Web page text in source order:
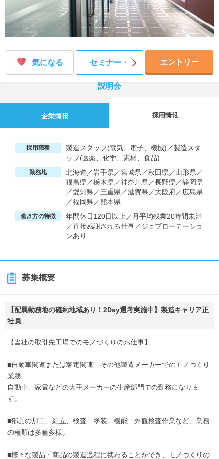
気になる セミナー・
説明会
エントリー
企業情報 採用情報
採用職種
製造スタッフ(電気、電子、機械)／製造スタ
ッフ(医薬、化学、素材、食品)
勤務地
北海道／岩手県／宮城県／秋田県／山形県／
福島県／栃木県／神奈川県／長野県／静岡県
／愛知県／三重県／滋賀県／大阪府／広島県
／福岡県／熊本県
働き方の特徴
年間休日120日以上／月平均残業20時間未満
／直接感謝される仕事／ジョブローテーショ
ンあり
募集概要
【配属勤務地の確約地域あり！2Day選考実施中】製造キャリア正
社員
【当社の取引先工場でのモノづくりのお仕事】
■自動車関連または家電関連、その他製造メーカーでのモノづくり
業務
自動車、家電などの大手メーカーの生産部門での勤務になりま
す。
■部品の加工、組立、検査、塗装、機能・外観検査作業など、業務
の種類は多種多様。
■様々な製品・商品の製造過程に携わることができ、モノづくりの